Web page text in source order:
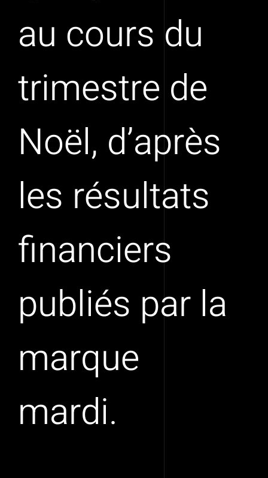
au cours du
trimestre de
Noël, d’après
les résultats
financiers
publiés par la
marque
mardi.